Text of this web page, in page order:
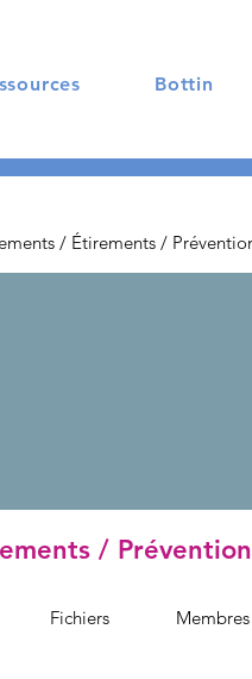
Bottin
/ Étirements /
/
Fichiers Membres